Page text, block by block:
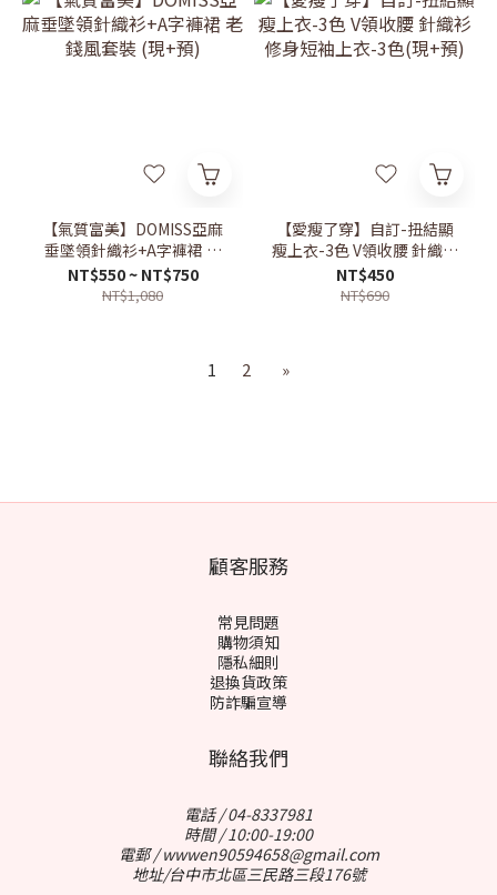
【氣質富美】DOMISS亞麻
垂墜領針織衫+A字褲裙 老
錢風套裝 (現+預)
NT$550 ~ NT$750
NT$1,080
【愛瘦了穿】自訂-扭結顯
瘦上衣-3色 V領收腰 針織衫
修身短袖上衣-3色(現+預)
NT$450
NT$690
1 2 »
顧客服務
常見問題
購物須知
隱私細則
退換貨政策
防詐騙宣導
聯絡我們
電話 / 04-8337981
時間 / 10:00-19:00
電郵 / wwwen90594658@gmail.com
地址/台中市北區三民路三段176號